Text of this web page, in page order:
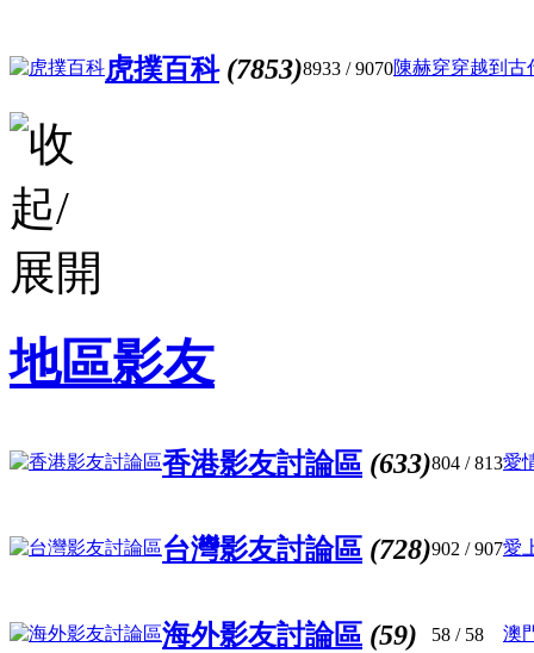
虎撲百科(7853)8933 / 9070陳赫穿穿越到古
地區影友
香港影友討論區 (633)804 / 813愛
台灣影友討論區 (728)902 / 907愛
海外影友討論區 (59) 58 / 58 澳